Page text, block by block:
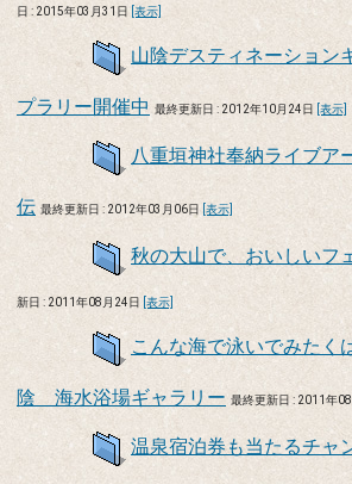
日 : 2015年03月31日 [表示]
山陰デスティネーション
プラリー開催中 最終更新日 : 2012年10月24日 [表示]
八重垣神社奉納ライブ
伝 最終更新日 : 2012年03月06日 [表示]
秋の大山で、おいしいフ
新日 : 2011年08月24日 [表示]
こんな海で泳いでみた
陰 海水浴場ギャラリー 最終更新日 : 2011年
温泉宿泊券も当たるチ